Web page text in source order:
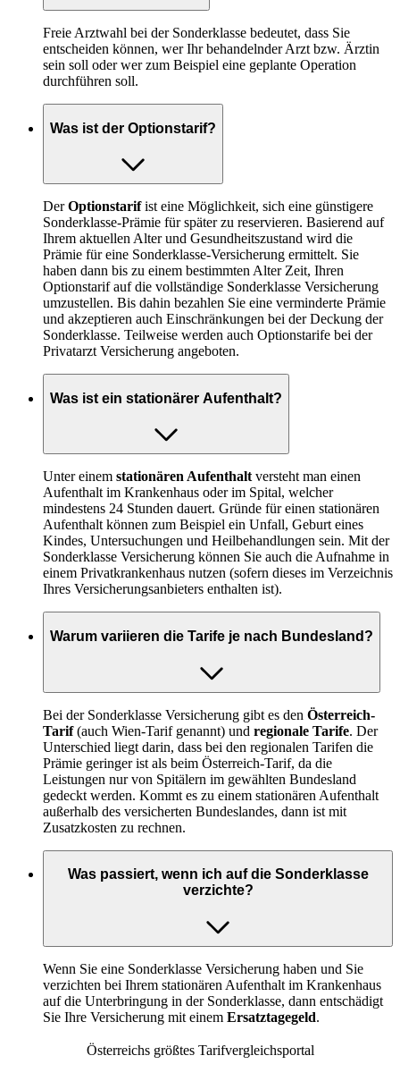
Freie Arztwahl bei der Sonderklasse bedeutet, dass Sie
entscheiden können, wer Ihr behandelnder Arzt bzw. Ärztin
sein soll oder wer zum Beispiel eine geplante Operation
durchführen soll.
Was ist der Optionstarif?
DerOptionstarifist eine Möglichkeit, sich eine günstigere
Sonderklasse-Prämie für später zu reservieren. Basierend auf
Ihrem aktuellen Alter und Gesundheitszustand wird die
Prämie für eine Sonderklasse-Versicherung ermittelt. Sie
haben dann bis zu einem bestimmten Alter Zeit, Ihren
Optionstarif auf die vollständige Sonderklasse Versicherung
umzustellen. Bis dahin bezahlen Sie eine verminderte Prämie
und akzeptieren auch Einschränkungen bei der Deckung der
Sonderklasse. Teilweise werden auch Optionstarife bei der
Privatarzt Versicherung angeboten.
Was ist ein stationärer Aufenthalt?
Unter einem stationären Aufenthaltversteht man einen
Aufenthalt im Krankenhaus oder im Spital, welcher
mindestens 24 Stunden dauert. Gründe für einen stationären
Aufenthalt können zum Beispiel ein Unfall, Geburt eines
Kindes, Untersuchungen und Heilbehandlungen sein. Mit der
Sonderklasse Versicherung können Sie auch die Aufnahme in
einem Privatkrankenhaus nutzen (sofern dieses im Verzeichnis
Ihres Versicherungsanbieters enthalten ist).
Warum variieren die Tarife je nach Bundesland?
Bei der Sonderklasse Versicherung gibt es den Österreich-
Tarif(auch Wien-Tarif genannt) und regionale Tarife. Der
Unterschied liegt darin, dass bei den regionalen Tarifen die
Prämie geringer ist als beim Österreich-Tarif, da die
Leistungen nur von Spitälern im gewählten Bundesland
gedeckt werden. Kommt es zu einem stationären Aufenthalt
außerhalb des versicherten Bundeslandes, dann ist mit
Zusatzkosten zu rechnen.
Was passiert, wenn ich auf die Sonderklasse
verzichte?
Wenn Sie eine Sonderklasse Versicherung haben und Sie
verzichten bei Ihrem stationären Aufenthalt im Krankenhaus
auf die Unterbringung in der Sonderklasse, dann entschädigt
Sie Ihre Versicherung mit einem Ersatztagegeld.
Österreichs größtes Tarifvergleichsportal